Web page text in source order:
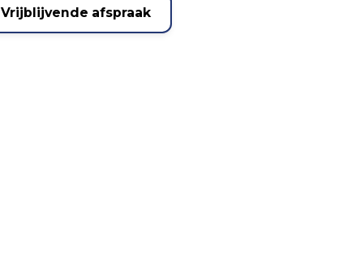
Vrijblijvende afspraak